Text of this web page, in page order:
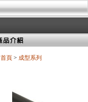
首頁 > 成型系列